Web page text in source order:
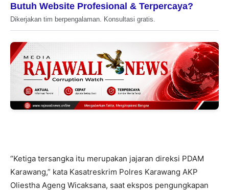
Butuh Website Profesional & Terpercaya?
Dikerjakan tim berpengalaman. Konsultasi gratis.
“Ketiga tersangka itu merupakan jajaran direksi PDAM
Karawang,” kata Kasatreskrim Polres Karawang AKP
Oliestha Ageng Wicaksana, saat ekspos pengungkapan